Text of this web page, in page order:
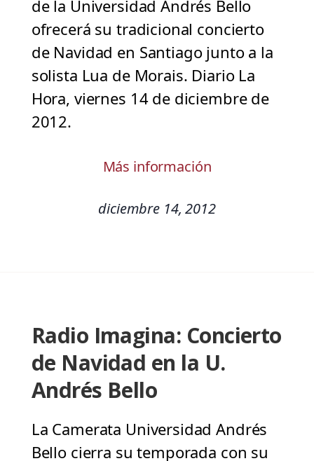
de la Universidad Andrés Bello
ofrecerá su tradicional concierto
de Navidad en Santiago junto a la
solista Lua de Morais. Diario La
Hora, viernes 14 de diciembre de
2012.
Más información
diciembre 14, 2012
Radio Imagina: Concierto
de Navidad en la U.
Andrés Bello
La Camerata Universidad Andrés
Bello cierra su temporada con su